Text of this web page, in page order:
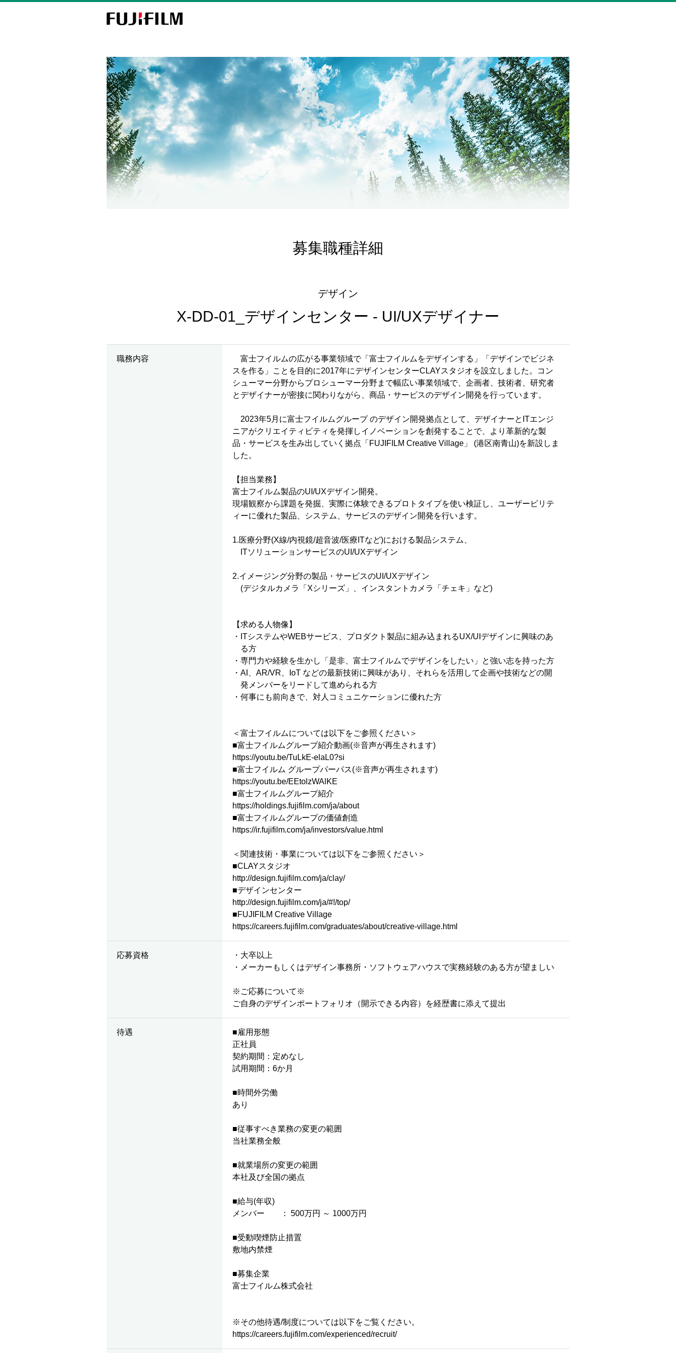
デザイン
X-DD-01_デザインセンター - UI/UXデザイナー
職務内容
富士フイルムの広がる事業領域で「富士フイルムをデザインする」「デザインでビジネ
スを作る」ことを目的に2017年にデザインセンターCLAYスタジオを設立しました。コン
シューマー分野からプロシューマー分野まで幅広い事業領域で、企画者、技術者、研究者
とデザイナーが密接に関わりながら、商品・サービスのデザイン開発を行っています。
2023年5月に富士フイルムグループ のデザイン開発拠点として、デザイナーとITエンジ
ニアがクリエイティビティを発揮しイノベーションを創発することで、より革新的な製
品・サービスを生み出していく拠点「FUJIFILM Creative Village」 (港区南青山)を新設しま
した。
【担当業務】
富士フイルム製品のUI/UXデザイン開発。
現場観察から課題を発掘、実際に体験できるプロトタイプを使い検証し、ユーザービリテ
ィーに優れた製品、システム、サービスのデザイン開発を行います。
1.医療分野(X線/内視鏡/超音波/医療ITなど)における製品システム、
ITソリューションサービスのUI/UXデザイン
2.イメージング分野の製品・サービスのUI/UXデザイン
(デジタルカメラ「Xシリーズ」、インスタントカメラ「チェキ」など)
【求める人物像】
・ITシステムやWEBサービス、プロダクト製品に組み込まれるUX/UIデザインに興味のあ
る方
・専門力や経験を生かし「是非、富士フイルムでデザインをしたい」と強い志を持った方
・AI、AR/VR、IoT などの最新技術に興味があり、それらを活用して企画や技術などの開
発メンバーをリードして進められる方
・何事にも前向きで、対人コミュニケーションに優れた方
＜富士フイルムについては以下をご参照ください＞
■富士フイルムグループ紹介動画(※音声が再生されます)
https://youtu.be/TuLkE-elaL0?si
■富士フイルム グループパーパス(※音声が再生されます)
https://youtu.be/EEtolzWAlKE
■富士フイルムグループ紹介
https://holdings.fujifilm.com/ja/about
■富士フイルムグループの価値創造
https://ir.fujifilm.com/ja/investors/value.html
＜関連技術・事業については以下をご参照ください＞
■CLAYスタジオ
http://design.fujifilm.com/ja/clay/
■デザインセンター
http://design.fujifilm.com/ja/#!/top/
■FUJIFILM Creative Village
https://careers.fujifilm.com/graduates/about/creative-village.html
応募資格
・大卒以上
・メーカーもしくはデザイン事務所・ソフトウェアハウスで実務経験のある方が望ましい
※ご応募について※
ご自身のデザインポートフォリオ（開示できる内容）を経歴書に添えて提出
待遇
■雇用形態
正社員
契約期間：定めなし
試用期間：6か月
■時間外労働
あり
■従事すべき業務の変更の範囲
当社業務全般
■就業場所の変更の範囲
本社及び全国の拠点
■給与(年収)
メンバー ： 500万円 ～ 1000万円
■受動喫煙防止措置
敷地内禁煙
■募集企業
富士フイルム株式会社
※その他待遇/制度については以下をご覧ください。
https://careers.fujifilm.com/experienced/recruit/